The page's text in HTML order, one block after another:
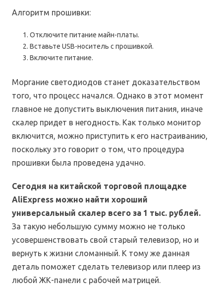
Алгоритм прошивки:
Отключите питание майн-платы.
Вставьте USB-носитель с прошивкой.
Включите питание.
Моргание светодиодов станет доказательством
того, что процесс начался. Однако в этот момент
главное не допустить выключения питания, иначе
скалер придет в негодность. Как только монитор
включится, можно приступить к его настраиванию,
поскольку это говорит о том, что процедура
прошивки была проведена удачно.
Сегодня на китайской торговой площадке
AliExpress можно найти хороший
универсальный скалер всего за 1 тыс. рублей.
За такую небольшую сумму можно не только
усовершенствовать свой старый телевизор, но и
вернуть к жизни сломанный. К тому же данная
деталь поможет сделать телевизор или плеер из
любой ЖК-панели с рабочей матрицей.